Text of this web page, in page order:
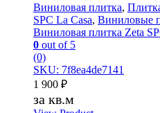
Виниловая плитка,
SPC La Casa, Виниловые
Виниловая плитка Zeta
0 out of 5
(0)
SKU: 7f8ea4de7141
1 900 ₽
за кв.м